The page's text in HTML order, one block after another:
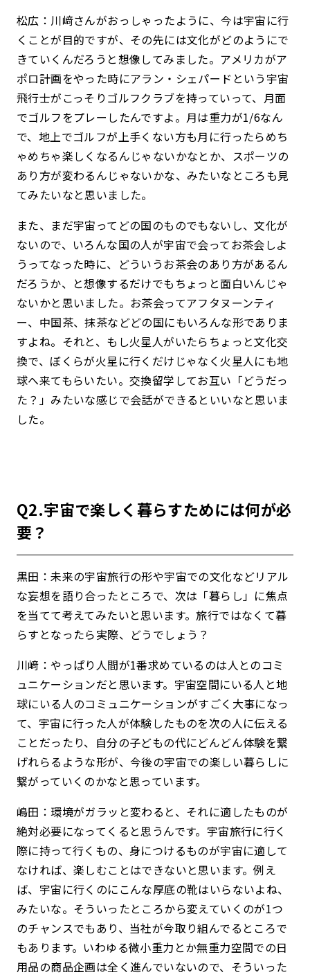
松広：川﨑さんがおっしゃったように、今は宇宙に行
くことが目的ですが、その先には文化がどのようにで
きていくんだろうと想像してみました。アメリカがア
ポロ計画をやった時にアラン・シェパードという宇宙
飛行士がこっそりゴルフクラブを持っていって、月面
でゴルフをプレーしたんですよ。月は重力が1/6なん
で、地上でゴルフが上手くない方も月に行ったらめち
ゃめちゃ楽しくなるんじゃないかなとか、スポーツの
あり方が変わるんじゃないかな、みたいなところも見
てみたいなと思いました。
また、まだ宇宙ってどの国のものでもないし、文化が
ないので、いろんな国の人が宇宙で会ってお茶会しよ
うってなった時に、どういうお茶会のあり方があるん
だろうか、と想像するだけでもちょっと面白いんじゃ
ないかと思いました。お茶会ってアフタヌーンティ
ー、中国茶、抹茶などどの国にもいろんな形でありま
すよね。それと、もし火星人がいたらちょっと文化交
換で、ぼくらが火星に行くだけじゃなく火星人にも地
球へ来てもらいたい。交換留学してお互い「どうだっ
た？」みたいな感じで会話ができるといいなと思いま
した。
Q2.宇宙で楽しく暮らすためには何が必
要？
黒田：未来の宇宙旅行の形や宇宙での文化などリアル
な妄想を語り合ったところで、次は「暮らし」に焦点
を当てて考えてみたいと思います。旅行ではなくて暮
らすとなったら実際、どうでしょう？
川﨑：やっぱり人間が1番求めているのは人とのコミ
ュニケーションだと思います。宇宙空間にいる人と地
球にいる人のコミュニケーションがすごく大事になっ
て、宇宙に行った人が体験したものを次の人に伝える
ことだったり、自分の子どもの代にどんどん体験を繋
げれらるような形が、今後の宇宙での楽しい暮らしに
繋がっていくのかなと思っています。
嶋田：環境がガラッと変わると、それに適したものが
絶対必要になってくると思うんです。宇宙旅行に行く
際に持って行くもの、身につけるものが宇宙に適して
なければ、楽しむことはできないと思います。例え
ば、宇宙に行くのにこんな厚底の靴はいらないよね、
みたいな。そういったところから変えていくのが1つ
のチャンスでもあり、当社が今取り組んでるところで
もあります。いわゆる微小重力とか無重力空間での日
用品の商品企画は全く進んでいないので、そういった